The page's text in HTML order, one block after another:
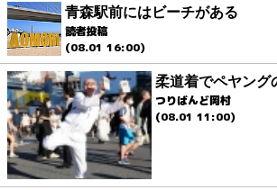
青森駅前にはビーチがある
読者投稿
(08.01 16:00)
柔道着でペヤング
つりばんど岡村
(08.01 11:00)